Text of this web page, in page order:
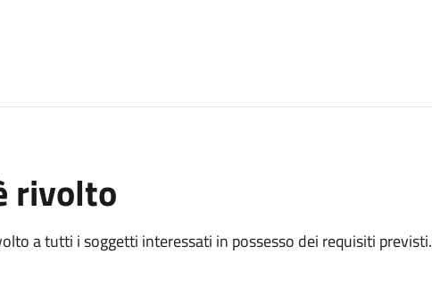
rivolto
a tutti i soggetti interessati in possesso dei requisiti previsti.